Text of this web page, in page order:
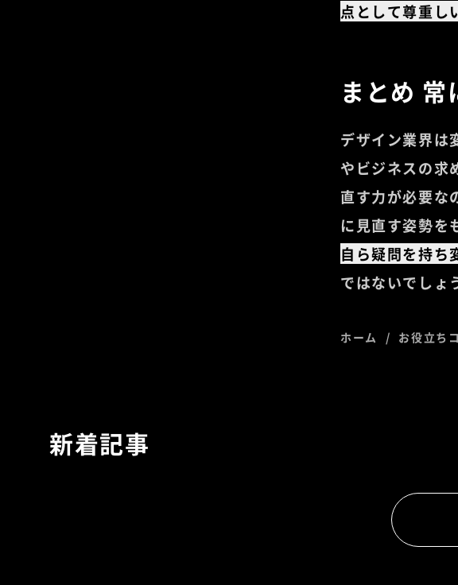
点として尊重し
まとめ
デザイン業界は
やビジネスの求
直す力が必要な
に見直す姿勢を
自ら疑問を持ち
ではないでしょ
ホーム お役立ち
新着記事